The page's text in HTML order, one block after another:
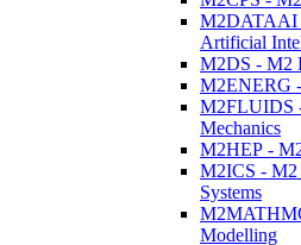
M2DATAAI
Artificial
M2DS - M2
M2ENERG
M2FLUIDS
Mechanics
M2HEP -
M2ICS - M2
Systems
Modelling